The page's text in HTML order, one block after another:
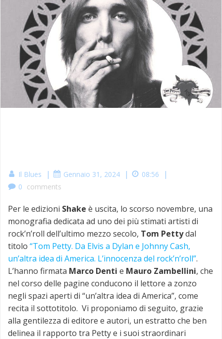
Il Blues | Gennaio 31, 2024 | 08:56 |
0 comments
Per le edizioni Shake è uscita, lo scorso novembre, una
monografia dedicata ad uno dei più stimati artisti di
rock’n’roll dell’ultimo mezzo secolo, Tom Pettydal
titolo “Tom Petty. Da Elvis a Dylan e Johnny Cash,
un’altra idea di America. L’innocenza del rock’n’roll”.
L’hanno firmata Marco Denti e Mauro Zambellini, che
nel corso delle pagine conducono il lettore a zonzo
negli spazi aperti di “un’altra idea di America”, come
recita il sottotitolo. Vi proponiamo di seguito, grazie
alla gentilezza di editore e autori, un estratto che ben
delinea il rapporto tra Petty e i suoi straordinari